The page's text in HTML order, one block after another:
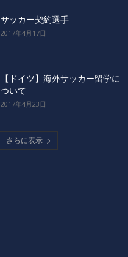
サッカー契約選手
2017年4月17日
【ドイツ】海外サッカー留学に
ついて
2017年4月23日
さらに表示